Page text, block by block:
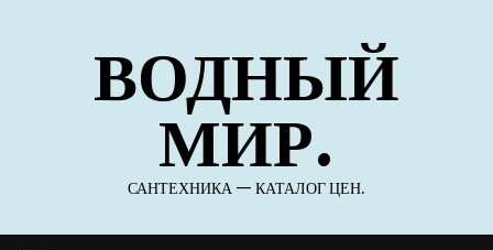
содержимомуВОДНЫЙ
МИР.
САНТЕХНИКА — КАТАЛОГ ЦЕН.